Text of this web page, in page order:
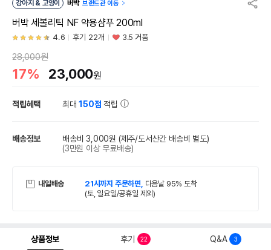
강아지 & 고양이 버박 브랜드관 이동
버박 세볼리틱 NF 약용샴푸 200ml
4.6 후기 22개 3.5 거품
28,000원
17% 23,000원
적립혜택 최대150점 적립
배송정보 배송비 3,000원 (제주/도서산간 배송비 별도)
(3만원 이상 무료배송)
내일배송 21시까지 주문하면, 다음날 95% 도착
(토, 일요일/공휴일 제외)
상품정보 후기 22 Q&A 3